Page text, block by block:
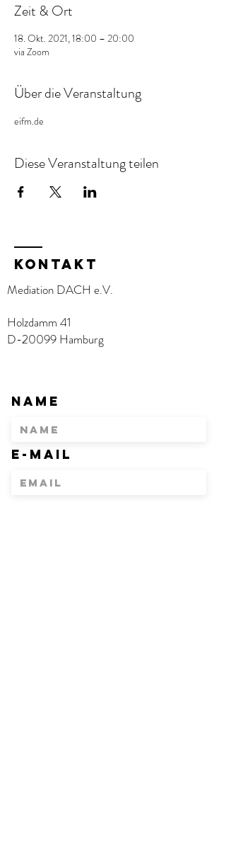
Zeit & Ort
18. Okt. 2021, 18:00 – 20:00
via Zoom
Über die Veranstaltung
eifm.de
Diese Veranstaltung teilen
KOntakt
Mediation DACH e.V.
Holzdamm 41
D-20099 Hamburg
Name
E-Mail